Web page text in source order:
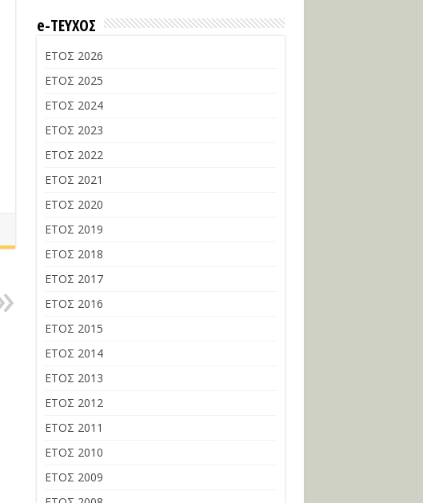
e-ΤΕΥΧΟΣ
ΕΤΟΣ 2026
ΕΤΟΣ 2025
ΕΤΟΣ 2024
ΕΤΟΣ 2023
ΕΤΟΣ 2022
ΕΤΟΣ 2021
ΕΤΟΣ 2020
ΕΤΟΣ 2019
ΕΤΟΣ 2018
ΕΤΟΣ 2017
ΕΤΟΣ 2016
ΕΤΟΣ 2015
ΕΤΟΣ 2014
ΕΤΟΣ 2013
ΕΤΟΣ 2012
ΕΤΟΣ 2011
ΕΤΟΣ 2010
ΕΤΟΣ 2009